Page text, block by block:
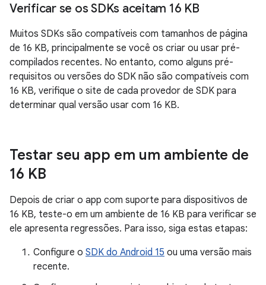
Verificar se os SDKs aceitam 16 KB
Muitos SDKs são compatíveis com tamanhos de página
de 16 KB, principalmente se você os criar ou usar pré-
compilados recentes. No entanto, como alguns pré-
requisitos ou versões do SDK não são compatíveis com
16 KB, verifique o site de cada provedor de SDK para
determinar qual versão usar com 16 KB.
Testar seu app em um ambiente de
16 KB
Depois de criar o app com suporte para dispositivos de
16 KB, teste-o em um ambiente de 16 KB para verificar se
ele apresenta regressões. Para isso, siga estas etapas:
Configure o SDK do Android 15 ou uma versão mais
recente.